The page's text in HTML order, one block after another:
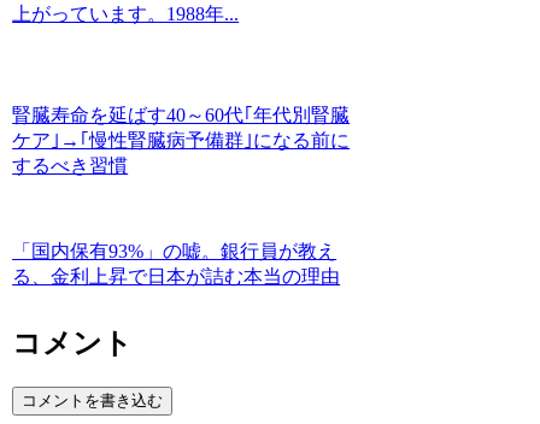
上がっています。1988年...
腎臓寿命を延ばす40～60代｢年代別腎臓
ケア｣→｢慢性腎臓病予備群｣になる前に
するべき習慣
「国内保有93%」の嘘。銀行員が教え
る、金利上昇で日本が詰む本当の理由
コメント
コメントを書き込む